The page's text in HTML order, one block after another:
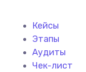
Кейсы
Этапы
Аудиты
Чек-лист